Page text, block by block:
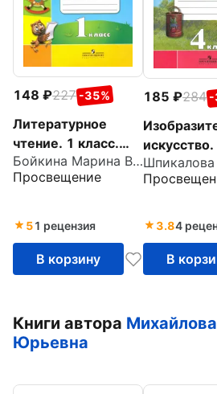
148 227 -35%
Литературное
чтение. 1 класс.
Тетрадь учебных
достижений. ФГОС
Бойкина Марина Викторовна
Просвещение
51 рецензия
В корзину
185 284 -
Творческая
тетрадь.
3.84
В
Книги автора
Юрьевна